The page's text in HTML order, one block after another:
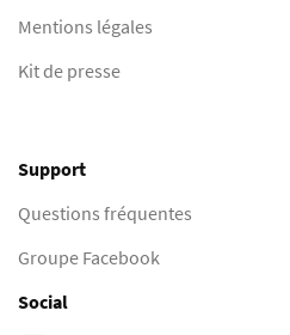
Mentions légales
Kit de presse
Support
Questions fréquentes
Groupe Facebook
Social